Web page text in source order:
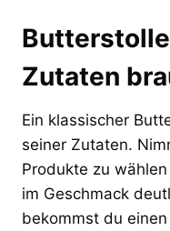
Zutaten
Ein klassischer
seiner Zutaten.
Produkte zu
im Geschmack
bekommst du